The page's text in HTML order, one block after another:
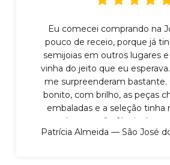
Eu comecei comprando na
pouco de receio, porque já
semijoias em outros lugares
vinha do jeito que eu
me surpreenderam bastante.
bonito, com brilho, as peças
embaladas e a seleção tinha
realmente são fáceis de
principalmente porque não
Patrícia Almeida — São José